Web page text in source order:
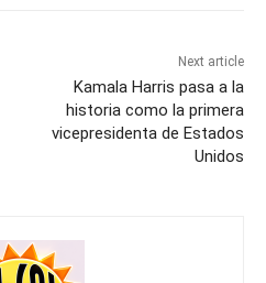
Next article
Kamala Harris pasa a la
historia como la primera
vicepresidenta de Estados
Unidos